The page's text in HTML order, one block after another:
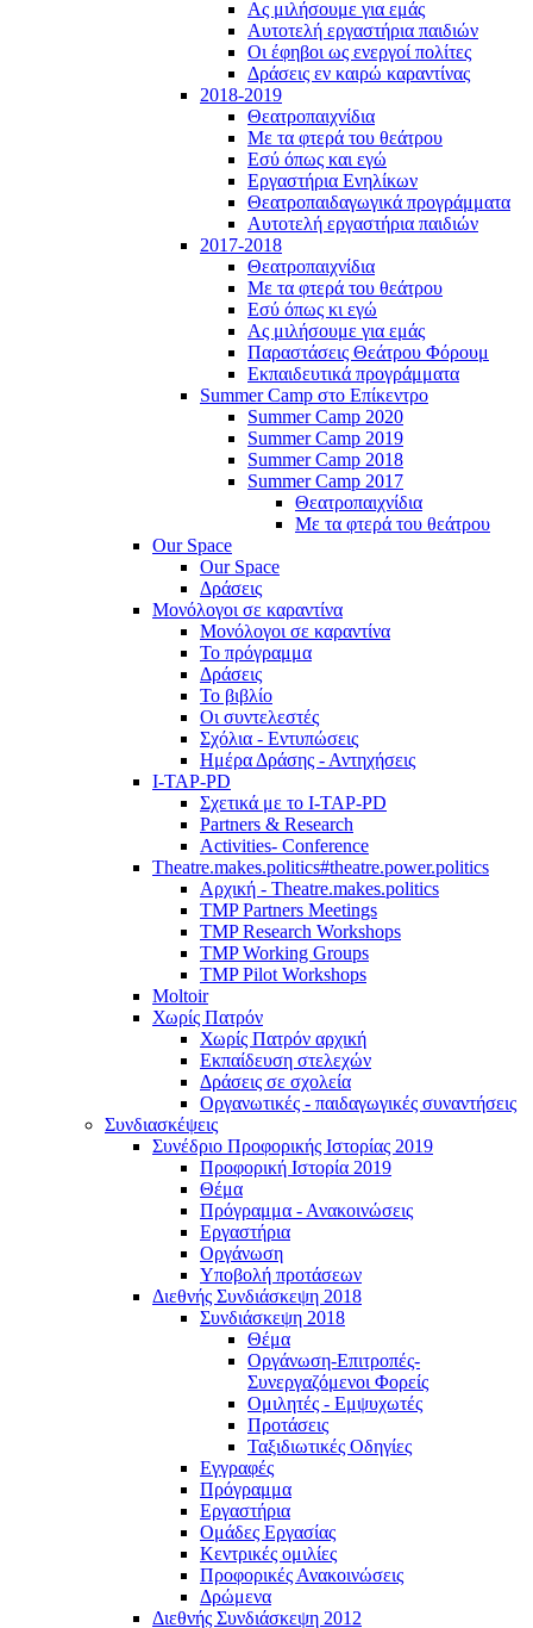
Ας μιλήσουμε για εμάς
Αυτοτελή εργαστήρια παιδιών
Οι έφηβοι ως ενεργοί πολίτες
Δράσεις εν καιρώ καραντίνας
2018-2019
Θεατροπαιχνίδια
Με τα φτερά του θεάτρου
Εσύ όπως και εγώ
Εργαστήρια Ενηλίκων
Θεατροπαιδαγωγικά προγράμματα
Αυτοτελή εργαστήρια παιδιών
2017-2018
Θεατροπαιχνίδια
Με τα φτερά του θεάτρου
Εσύ όπως κι εγώ
Ας μιλήσουμε για εμάς
Παραστάσεις Θεάτρου Φόρουμ
Εκπαιδευτικά προγράμματα
Summer Camp στο Επίκεντρο
Summer Camp 2020
Summer Camp 2019
Summer Camp 2018
Summer Camp 2017
Θεατροπαιχνίδια
Με τα φτερά του θεάτρου
Our Space
Our Space
Δράσεις
Μονόλογοι σε καραντίνα
Μονόλογοι σε καραντίνα
Το πρόγραμμα
Δράσεις
Το βιβλίο
Οι συντελεστές
Σχόλια - Εντυπώσεις
Ημέρα Δράσης - Αντηχήσεις
I-TAP-PD
Σχετικά με το I-TAP-PD
Partners & Research
Activities- Conference
Theatre.makes.politics#theatre.power.politics
Αρχική - Theatre.makes.politics
TMP Partners Meetings
TMP Research Workshops
TMP Working Groups
TMP Pilot Workshops
Moltoir
Χωρίς Πατρόν
Χωρίς Πατρόν αρχική
Εκπαίδευση στελεχών
Δράσεις σε σχολεία
Οργανωτικές - παιδαγωγικές συναντήσεις
Συνδιασκέψεις
Συνέδριο Προφορικής Ιστορίας 2019
Προφορική Ιστορία 2019
Θέμα
Πρόγραμμα - Ανακοινώσεις
Εργαστήρια
Οργάνωση
Υποβολή προτάσεων
Διεθνής Συνδιάσκεψη 2018
Συνδιάσκεψη 2018
Θέμα
Οργάνωση-Επιτροπές-
Συνεργαζόμενοι Φορείς
Ομιλητές - Εμψυχωτές
Προτάσεις
Ταξιδιωτικές Οδηγίες
Εγγραφές
Πρόγραμμα
Εργαστήρια
Ομάδες Εργασίας
Κεντρικές ομιλίες
Προφορικές Ανακοινώσεις
Δρώμενα
Διεθνής Συνδιάσκεψη 2012